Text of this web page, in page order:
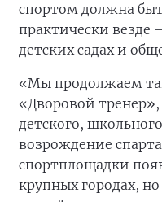
спортом должна
практически везде
детских садах и
«Мы продолжаем
«Дворовой
детского,
возрождение
спортплощадки
крупных городах,